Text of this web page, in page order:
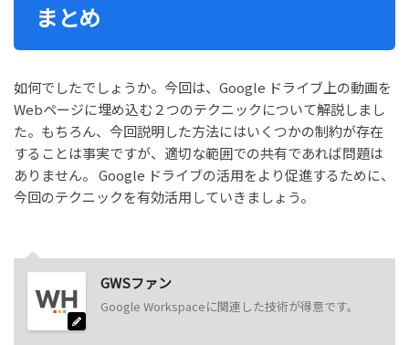
まとめ
如何でしたでしょうか。今回は、Google ドライブ上の動画を
Webページに埋め込む２つのテクニックについて解説しまし
た。もちろん、今回説明した方法にはいくつかの制約が存在
することは事実ですが、適切な範囲での共有であれば問題は
ありません。 Google ドライブの活用をより促進するために、
今回のテクニックを有効活用していきましょう。
GWSファン
Google Workspaceに関連した技術が得意です。